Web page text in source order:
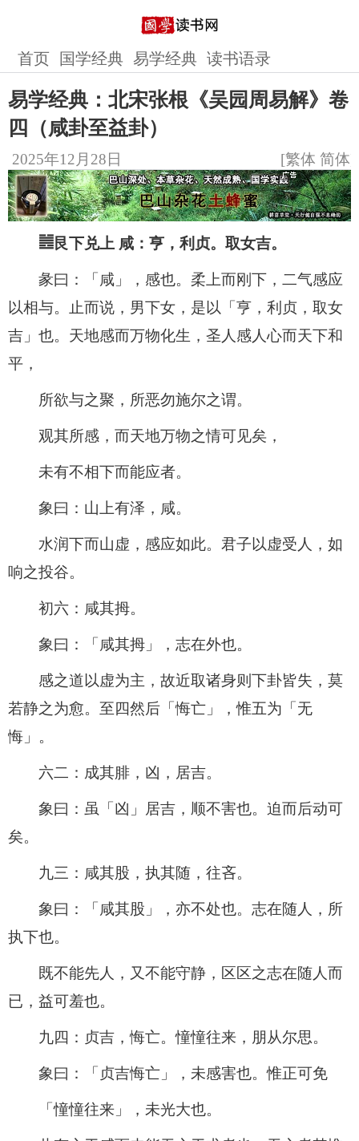
首页 国学经典 易学经典 读书语录
易学经典：北宋张根《吴园周易解》卷
四（咸卦至益卦）
2025年12月28日 [繁体 简体
䷰艮下兑上 咸：亨，利贞。取女吉。
彖曰：「咸」，感也。柔上而刚下，二气感应
以相与。止而说，男下女，是以「亨，利贞，取女
吉」也。天地感而万物化生，圣人感人心而天下和
平，
所欲与之聚，所恶勿施尔之谓。
观其所感，而天地万物之情可见矣，
未有不相下而能应者。
象曰：山上有泽，咸。
水润下而山虚，感应如此。君子以虚受人，如
响之投谷。
初六：咸其拇。
象曰：「咸其拇」，志在外也。
感之道以虚为主，故近取诸身则下卦皆失，莫
若静之为愈。至四然后「悔亡」，惟五为「无
悔」。
六二：成其腓，凶，居吉。
象曰：虽「凶」居吉，顺不害也。迫而后动可
矣。
九三：咸其股，执其随，往吝。
象曰：「咸其股」，亦不处也。志在随人，所
执下也。
既不能先人，又不能守静，区区之志在随人而
已，益可羞也。
九四：贞吉，悔亡。憧憧往来，朋从尔思。
象曰：「贞吉悔亡」，未感害也。惟正可免
「憧憧往来」，未光大也。